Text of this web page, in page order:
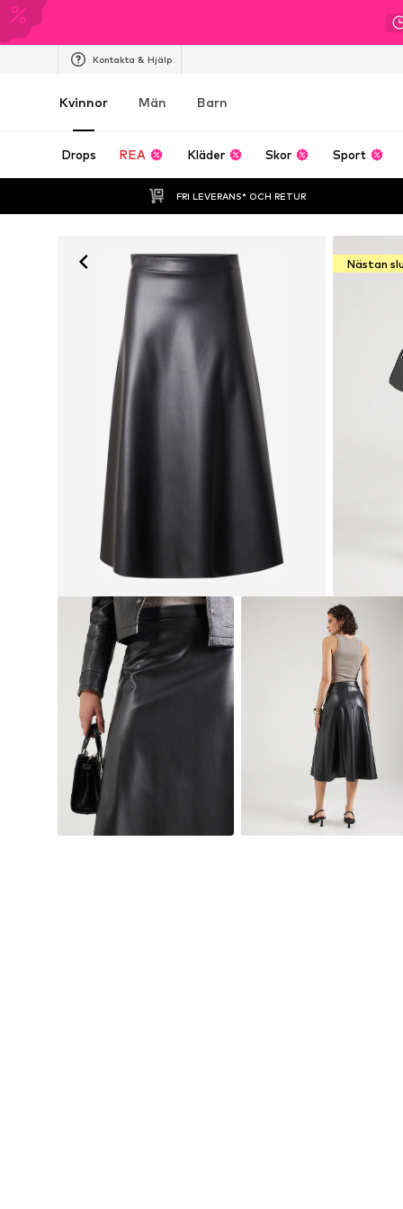
Kontakta & Hjälp
Kvinnor Män Barn
Drops REA Kläder Skor Sport
FRI LEVERANS* OCH RETUR
Nästan